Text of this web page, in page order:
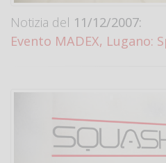
Notizia del 11/12/2007:
Evento MADEX, Lugano: